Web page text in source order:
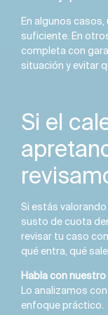
En algunos
suficiente. En
completa con
situación y evitar
Si el
Si estás
susto de cuota
revisar tu caso
qué entra, qué
Habla con
Lo analizamos
enfoque práctico.